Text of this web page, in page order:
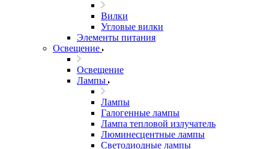
Вилки
Угловые вилки
Элементы питания
Освещение
Освещение
Лампы
Лампы
Галогенные лампы
Лампа тепловой излучатель
Люминесцентные лампы
Светодиодные лампы